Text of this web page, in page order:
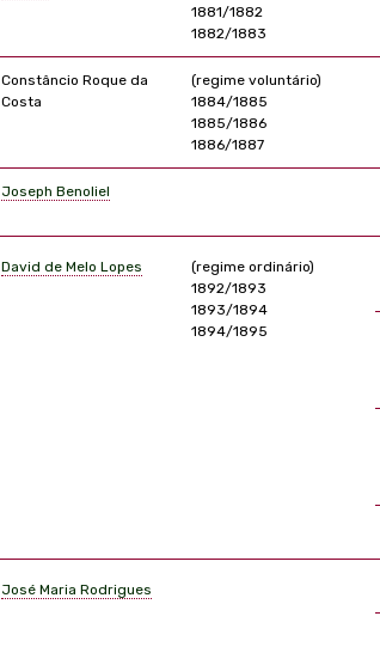
1881/1882
1882/1883
Constâncio Roque da
Costa
(regime voluntário)
1884/1885
1885/1886
1886/1887
Joseph Benoliel
David de Melo Lopes
(regime ordinário)
1892/1893
1893/1894
1894/1895
José Maria Rodrigues